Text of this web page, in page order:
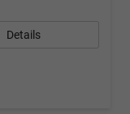
Details